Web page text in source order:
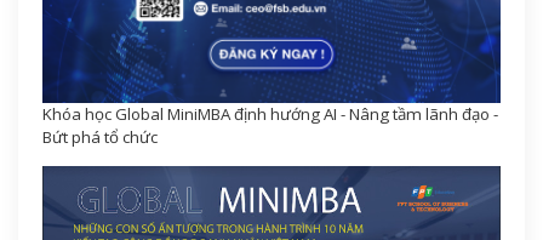
Khóa học Global MiniMBA định hướng AI - Nâng tầm lãnh đạo -
Bứt phá tổ chức